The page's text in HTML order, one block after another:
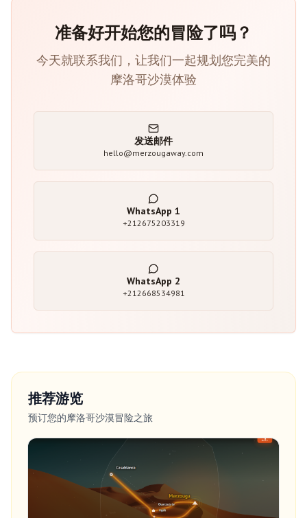
准备好开始您的冒险了吗？
今天就联系我们，让我们一起规划您完美的
摩洛哥沙漠体验
发送邮件
hello@merzougaway.com
WhatsApp 1
+212675203319
WhatsApp 2
+212668534981
推荐游览
预订您的摩洛哥沙漠冒险之旅